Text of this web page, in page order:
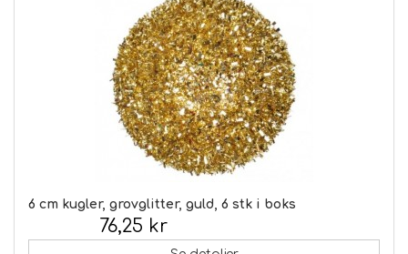
6 cm kugler, grovglitter, guld, 6 stk i boks
76,25 kr